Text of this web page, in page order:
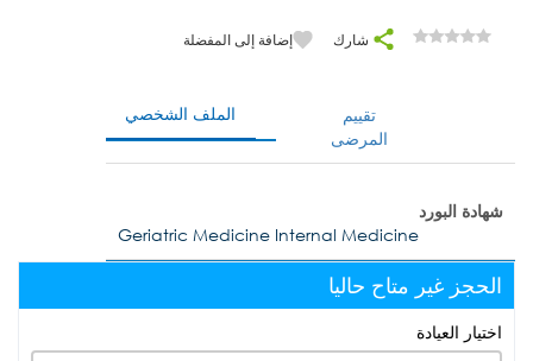
شارك إضافة إلى المفضلة
الملف الشخصي
تقييم
المرضى
شهادة البورد
Geriatric Medicine Internal Medicine
الحجز غير متاح حاليا
اختيار العيادة